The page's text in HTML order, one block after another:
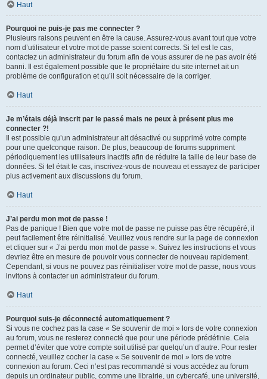
Haut
Pourquoi ne puis-je pas me connecter ?
Plusieurs raisons peuvent en être la cause. Assurez-vous avant tout que votre
nom d’utilisateur et votre mot de passe soient corrects. Si tel est le cas,
contactez un administrateur du forum afin de vous assurer de ne pas avoir été
banni. Il est également possible que le propriétaire du site internet ait un
problème de configuration et qu’il soit nécessaire de la corriger.
Haut
Je m’étais déjà inscrit par le passé mais ne peux à présent plus me
connecter ?!
Il est possible qu’un administrateur ait désactivé ou supprimé votre compte
pour une quelconque raison. De plus, beaucoup de forums suppriment
périodiquement les utilisateurs inactifs afin de réduire la taille de leur base de
données. Si tel était le cas, inscrivez-vous de nouveau et essayez de participer
plus activement aux discussions du forum.
Haut
J’ai perdu mon mot de passe !
Pas de panique ! Bien que votre mot de passe ne puisse pas être récupéré, il
peut facilement être réinitialisé. Veuillez vous rendre sur la page de connexion
et cliquer sur « J’ai perdu mon mot de passe ». Suivez les instructions et vous
devriez être en mesure de pouvoir vous connecter de nouveau rapidement.
Cependant, si vous ne pouvez pas réinitialiser votre mot de passe, nous vous
invitons à contacter un administrateur du forum.
Haut
Pourquoi suis-je déconnecté automatiquement ?
Si vous ne cochez pas la case « Se souvenir de moi » lors de votre connexion
au forum, vous ne resterez connecté que pour une période prédéfinie. Cela
permet d’éviter que votre compte soit utilisé par quelqu’un d’autre. Pour rester
connecté, veuillez cocher la case « Se souvenir de moi » lors de votre
connexion au forum. Ceci n’est pas recommandé si vous accédez au forum
depuis un ordinateur public, comme une librairie, un cybercafé, une université,